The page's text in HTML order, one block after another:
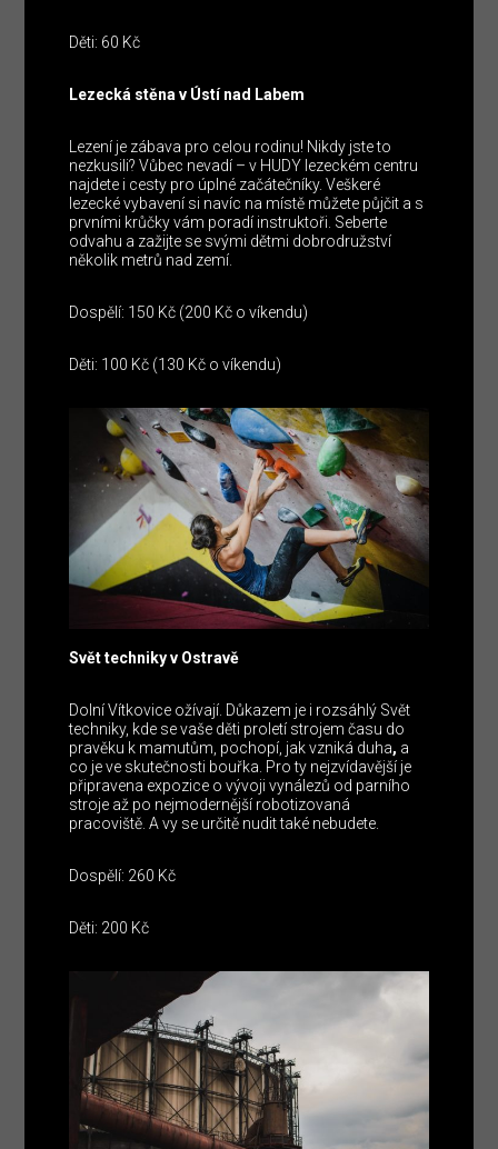
Děti: 60 Kč
Lezecká stěna v Ústí nad Labem
Lezení je zábava pro celou rodinu! Nikdy jste to
nezkusili? Vůbec nevadí – v HUDY lezeckém centru
najdete i cesty pro úplné začátečníky. Veškeré
lezecké vybavení si navíc na místě můžete půjčit a s
prvními krůčky vám poradí instruktoři. Seberte
odvahu a zažijte se svými dětmi dobrodružství
několik metrů nad zemí.
Dospělí: 150 Kč (200 Kč o víkendu)
Děti: 100 Kč (130 Kč o víkendu)
Svět techniky v Ostravě
Dolní Vítkovice ožívají. Důkazem je i rozsáhlý Svět
techniky, kde se vaše děti proletí strojem času do
pravěku k mamutům, pochopí, jak vzniká duha, a
co je ve skutečnosti bouřka. Pro ty nejzvídavější je
připravena expozice o vývoji vynálezů od parního
stroje až po nejmodernější robotizovaná
pracoviště. A vy se určitě nudit také nebudete.
Dospělí: 260 Kč
Děti: 200 Kč